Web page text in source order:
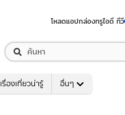
โหลดแอปกล่องทรูไอดี ทีวี
เรื่องเที่ยวน่ารู้ อื่นๆ